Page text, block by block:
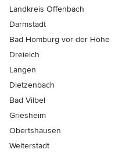
Landkreis Offenbach
Darmstadt
Bad Homburg vor der Höhe
Dreieich
Langen
Dietzenbach
Bad Vilbel
Griesheim
Obertshausen
Weiterstadt